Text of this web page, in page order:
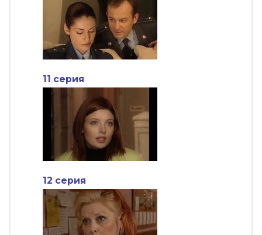
11 серия
12 серия